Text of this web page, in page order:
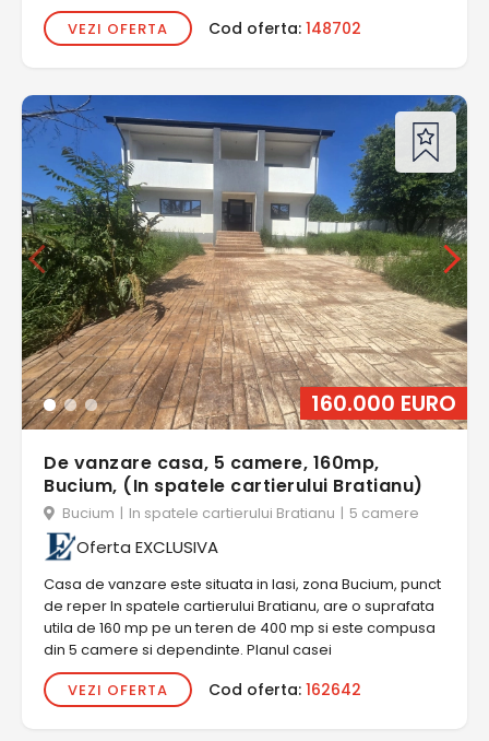
VEZI OFERTA
Cod oferta: 148702
160.000 EURO
De vanzare casa, 5 camere, 160mp,
Bucium, (In spatele cartierului Bratianu)
Bucium | In spatele cartierului Bratianu | 5 camere
Oferta EXCLUSIVA
Casa de vanzare este situata in Iasi, zona Bucium, punct
de reper In spatele cartierului Bratianu, are o suprafata
utila de 160 mp pe un teren de 400 mp si este compusa
din 5 camere si dependinte. Planul casei
VEZI OFERTA
Cod oferta: 162642